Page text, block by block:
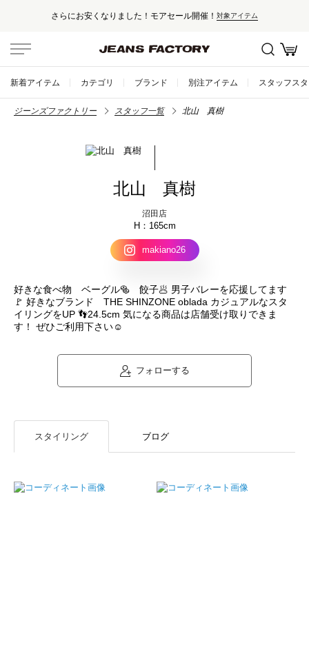
さらにお安くなりました！モアセール開催！ 対象アイテム
新着アイテム カテゴリ ブランド 別注アイテム スタッフス
ジーンズファクトリー スタッフ一覧 北山 真樹
北山 真樹
沼田店
165cm
makiano26
好きな食べ物 ベーグル🥯 餃子🥟 男子バレーを応援してます
🚩 好きなブランド THE SHINZONE oblada カジュアルなスタ
イリングをUP 👣24.5cm 気になる商品は店舗受け取りできま
す！ ぜひご利用下さい☺︎
フォローする
スタイリング ブログ